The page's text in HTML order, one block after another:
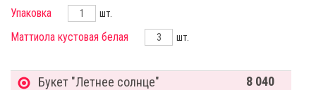
Упаковка шт.
Маттиола кустовая белая шт.
Букет "Летнее солнце" 8 040